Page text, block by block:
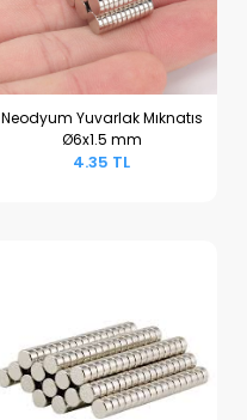
Sepete Ekle
Neodyum Yuvarlak Mıknatıs
Ø6x1.5 mm
4.35 TL